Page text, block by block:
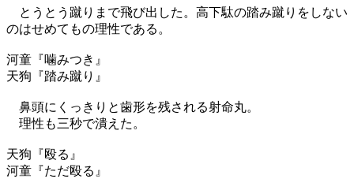
とうとう蹴りまで飛び出した。高下駄の踏み蹴りをしない
のはせめてもの理性である。
河童『噛みつき』
天狗『踏み蹴り』
鼻頭にくっきりと歯形を残される射命丸。
理性も三秒で潰えた。
天狗『殴る』
河童『ただ殴る』